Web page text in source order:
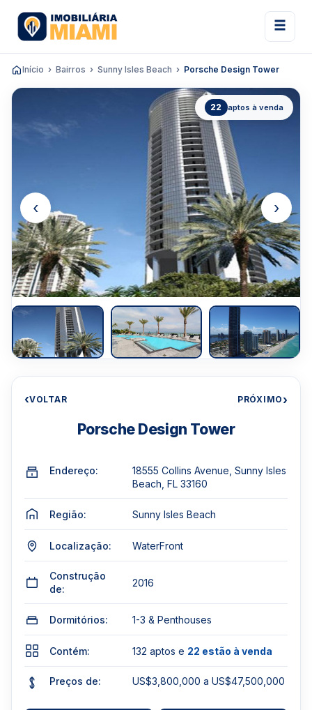
Início Bairros Sunny Isles Beach Porsche Design Tower
22 aptos à venda
‹ ›
‹VOLTAR PRÓXIMO›
Porsche Design Tower
Endereço:
18555 Collins Avenue, Sunny Isles
Beach, FL 33160
Região: Sunny Isles Beach
Localização: WaterFront
Construção
de:
2016
Dormitórios: 1-3 & Penthouses
Contém: 132 aptos e 22 estão à venda
Preços de: US$3,800,000 a US$47,500,000